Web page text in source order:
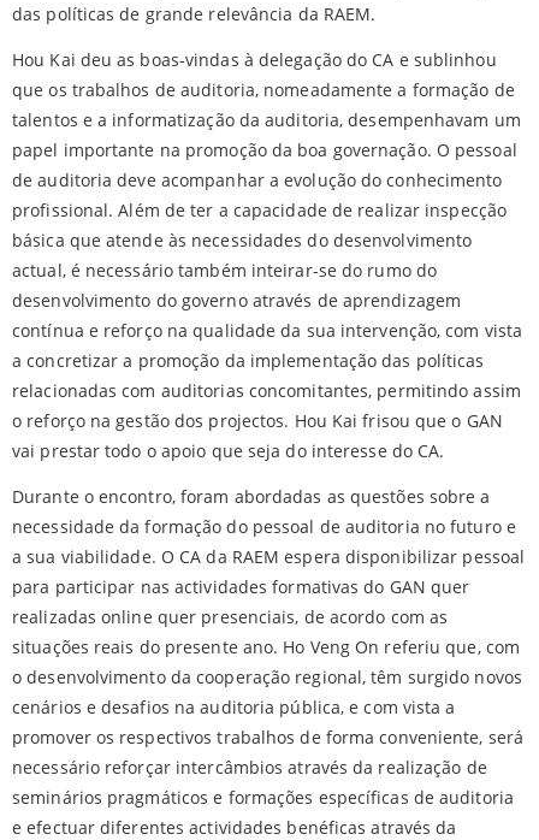
das políticas de grande relevância da RAEM.
Hou Kai deu as boas-vindas à delegação do CA e sublinhou
que os trabalhos de auditoria, nomeadamente a formação de
talentos e a informatização da auditoria, desempenhavam um
papel importante na promoção da boa governação. O pessoal
de auditoria deve acompanhar a evolução do conhecimento
profissional. Além de ter a capacidade de realizar inspecção
básica que atende às necessidades do desenvolvimento
actual, é necessário também inteirar-se do rumo do
desenvolvimento do governo através de aprendizagem
contínua e reforço na qualidade da sua intervenção, com vista
a concretizar a promoção da implementação das políticas
relacionadas com auditorias concomitantes, permitindo assim
o reforço na gestão dos projectos. Hou Kai frisou que o GAN
vai prestar todo o apoio que seja do interesse do CA.
Durante o encontro, foram abordadas as questões sobre a
necessidade da formação do pessoal de auditoria no futuro e
a sua viabilidade. O CA da RAEM espera disponibilizar pessoal
para participar nas actividades formativas do GAN quer
realizadas online quer presenciais, de acordo com as
situações reais do presente ano. Ho Veng On referiu que, com
o desenvolvimento da cooperação regional, têm surgido novos
cenários e desafios na auditoria pública, e com vista a
promover os respectivos trabalhos de forma conveniente, será
necessário reforçar intercâmbios através da realização de
seminários pragmáticos e formações específicas de auditoria
e efectuar diferentes actividades benéficas através da